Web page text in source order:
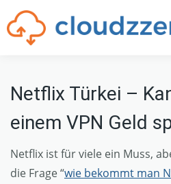
Netflix Türkei –
einem VPN Geld
Netflix ist für viele ein Muss,
die Frage “wie bekommt man